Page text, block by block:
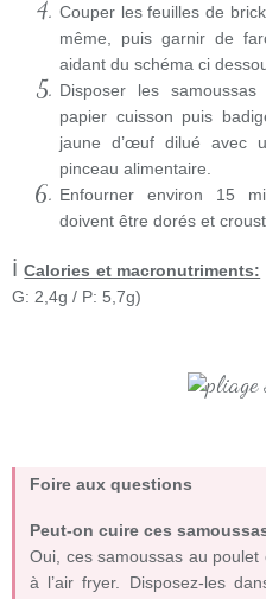
Couper les feuilles de
même, puis garnir de
aidant du schéma ci
Disposer les
papier cuisson puis
jaune d’œuf dilué avec
pinceau alimentaire.
Enfourner environ 15
doivent être dorés et
ℹCalories et macronutriments:
G: 2,4g / P: 5,7g)
Foire aux questions
Peut-on cuire ces
Oui, ces samoussas au
à l’air fryer. Disposez-les